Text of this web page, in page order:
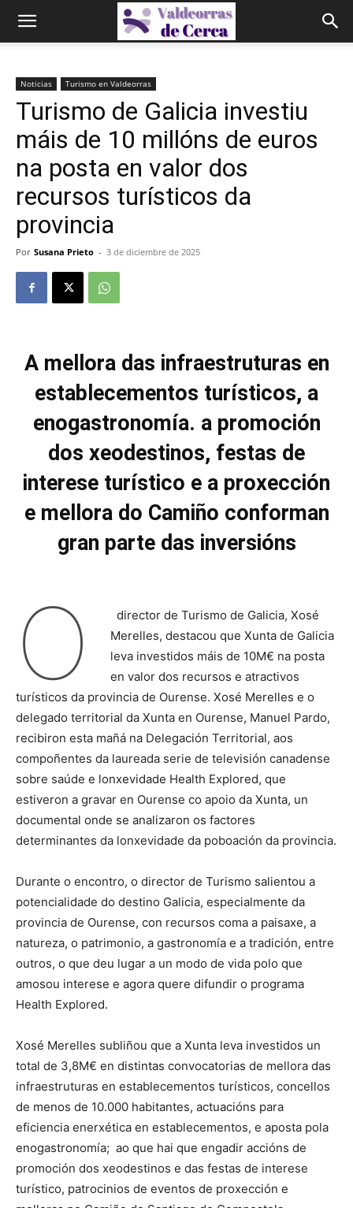
Noticias Turismo en Valdeorras
Turismo de Galicia investiu
máis de 10 millóns de euros
na posta en valor dos
recursos turísticos da
provincia
Por Susana Prieto - 3 de diciembre de 2025
A mellora das infraestruturas en
establecementos turísticos, a
enogastronomía. a promoción
dos xeodestinos, festas de
interese turístico e a proxección
e mellora do Camiño conforman
gran parte das inversións
O
director de Turismo de Galicia, Xosé
Merelles, destacou que Xunta de Galicia
leva investidos máis de 10M€ na posta
en valor dos recursos e atractivos
turísticos da provincia de Ourense. Xosé Merelles e o
delegado territorial da Xunta en Ourense, Manuel Pardo,
recibiron esta mañá na Delegación Territorial, aos
compoñentes da laureada serie de televisión canadense
sobre saúde e lonxevidade Health Explored, que
estiveron a gravar en Ourense co apoio da Xunta, un
documental onde se analizaron os factores
determinantes da lonxevidade da poboación da provincia.
Durante o encontro, o director de Turismo salientou a
potencialidade do destino Galicia, especialmente da
provincia de Ourense, con recursos coma a paisaxe, a
natureza, o patrimonio, a gastronomía e a tradición, entre
outros, o que deu lugar a un modo de vida polo que
amosou interese e agora quere difundir o programa
Health Explored.
Xosé Merelles subliñou que a Xunta leva investidos un
total de 3,8M€ en distintas convocatorias de mellora das
infraestruturas en establecementos turísticos, concellos
de menos de 10.000 habitantes, actuacións para
eficiencia enerxética en establecementos, e aposta pola
enogastronomía; ao que hai que engadir accións de
promoción dos xeodestinos e das festas de interese
turístico, patrocinios de eventos de proxección e